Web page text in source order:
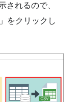
されるので、
をクリックし